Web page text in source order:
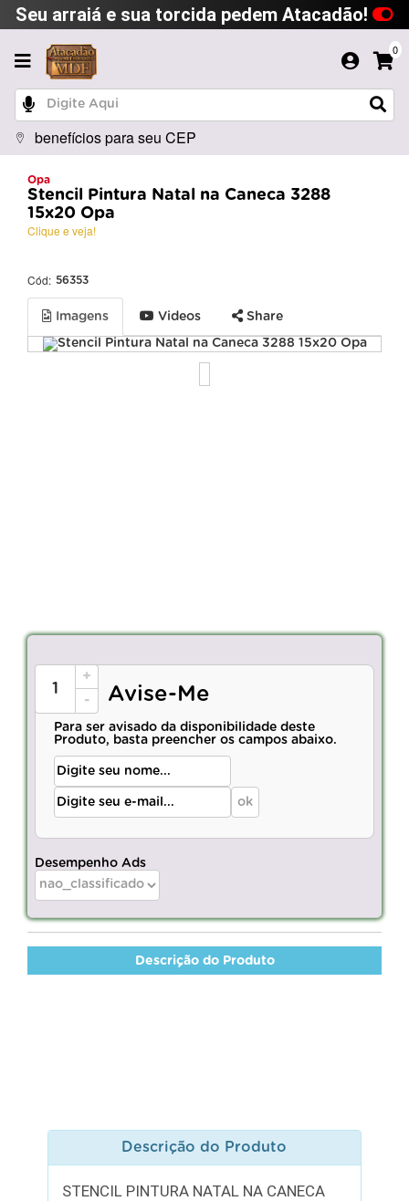
Seu arraiá e sua torcida pedem Atacadão!
0
benefícios para seu CEP
Opa
Stencil Pintura Natal na Caneca 3288
15x20 Opa
Clique e veja!
Cód: 56353
Imagens Videos Share
+
-
Avise-Me
Para ser avisado da disponibilidade deste
Produto, basta preencher os campos abaixo.
Desempenho Ads
Descrição do Produto
Descrição do Produto
STENCIL PINTURA NATAL NA CANECA